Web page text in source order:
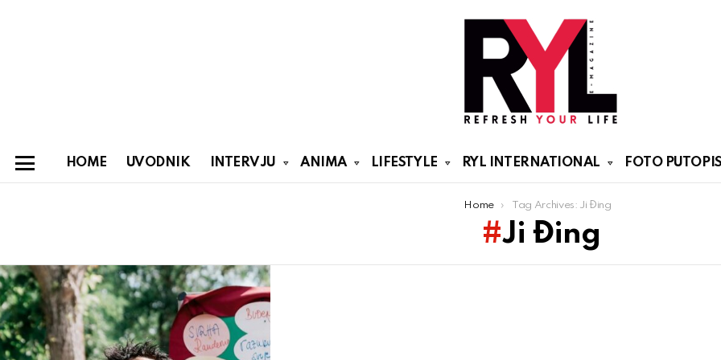
HOME UVODNIK INTERVJU ANIMA LIFESTYLE RYL INTERNATIONAL FOTO PUTOPISI
Home Tag Archives: Ji Đing
Ji Đing
Latest
stories